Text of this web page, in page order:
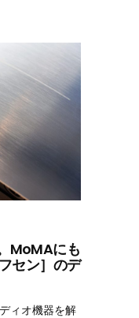
MoMAにも
セン］のデ
ィオ機器を解